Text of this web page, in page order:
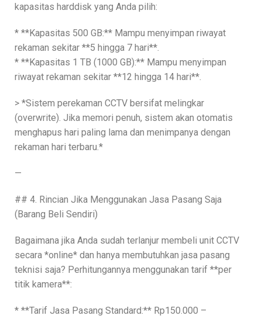
kapasitas harddisk yang Anda pilih:
* **Kapasitas 500 GB:** Mampu menyimpan riwayat
rekaman sekitar **5 hingga 7 hari**.
* **Kapasitas 1 TB (1000 GB):** Mampu menyimpan
riwayat rekaman sekitar **12 hingga 14 hari**.
> *Sistem perekaman CCTV bersifat melingkar
(overwrite). Jika memori penuh, sistem akan otomatis
menghapus hari paling lama dan menimpanya dengan
rekaman hari terbaru.*
—
## 4. Rincian Jika Menggunakan Jasa Pasang Saja
(Barang Beli Sendiri)
Bagaimana jika Anda sudah terlanjur membeli unit CCTV
secara *online* dan hanya membutuhkan jasa pasang
teknisi saja? Perhitungannya menggunakan tarif **per
titik kamera**:
* **Tarif Jasa Pasang Standard:** Rp150.000 –